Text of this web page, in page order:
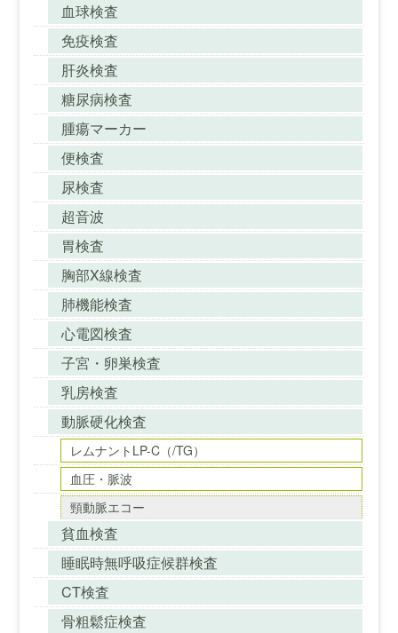
血球検査
免疫検査
肝炎検査
糖尿病検査
腫瘍マーカー
便検査
尿検査
超音波
胃検査
胸部X線検査
肺機能検査
心電図検査
子宮・卵巣検査
乳房検査
動脈硬化検査
レムナントLP-C（/TG）
血圧・脈波
頸動脈エコー
貧血検査
睡眠時無呼吸症候群検査
CT検査
骨粗鬆症検査